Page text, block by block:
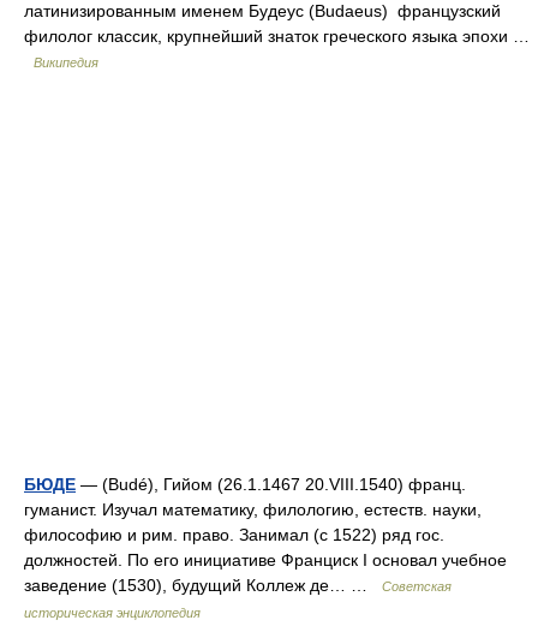
латинизированным именем Будеус (Budaeus) французский
филолог классик, крупнейший знаток греческого языка эпохи …
Википедия
БЮДЕ — (Budé), Гийом (26.1.1467 20.VIII.1540) франц.
гуманист. Изучал математику, филологию, естеств. науки,
философию и рим. право. Занимал (с 1522) ряд гос.
должностей. По его инициативе Франциск I основал учебное
заведение (1530), будущий Коллеж де… …
Советская
историческая энциклопедия